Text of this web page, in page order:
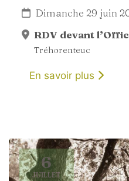
Dimanche 29 juin
RDV devant
Tréhorenteuc
En savoir plus
6
JUILLET